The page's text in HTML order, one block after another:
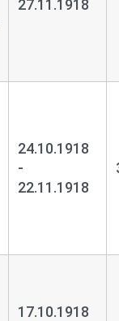
27.11.1918
24.10.1918
-
22.11.1918
17.10.1918